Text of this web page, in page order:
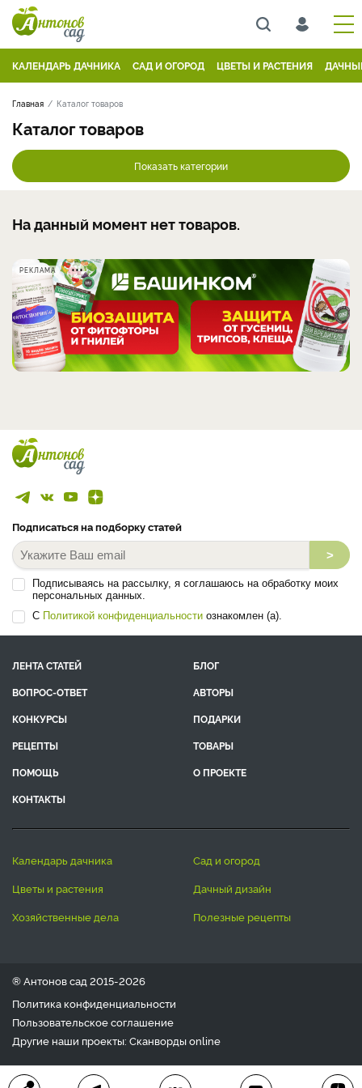
КАЛЕНДАРЬ ДАЧНИКА САД И ОГОРОД ЦВЕТЫ И РАСТЕНИЯ
Главная Каталог товаров
Каталог товаров
Показать категории
На данный момент нет товаров.
РЕКЛАМА
Подписаться на подборку статей
>
Подписываясь на рассылку, я соглашаюсь на обработку моих
персональных данных.
С Политикой конфиденциальности ознакомлен (а).
ЛЕНТА СТАТЕЙ
БЛОГ
ВОПРОС-ОТВЕТ
АВТОРЫ
КОНКУРСЫ
ПОДАРКИ
РЕЦЕПТЫ
ТОВАРЫ
ПОМОЩЬ
О ПРОЕКТЕ
КОНТАКТЫ
календарь дачника
сад и огород
цветы и растения
дачный дизайн
хозяйственные дела
полезные рецепты
® Антонов сад 2015-2026
Политика конфиденциальности
Пользовательское соглашение
Другие наши проекты: Сканвордыonline
Любое использование материала допускается только с
письменного согласия редакции